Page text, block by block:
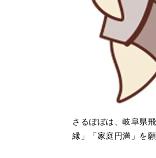
さるぼぼは、岐阜県
縁」「家庭円満」を